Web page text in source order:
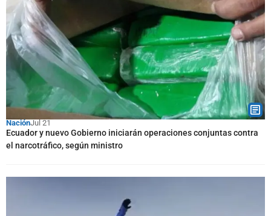
NaciónJul 21
Ecuador y nuevo Gobierno iniciarán operaciones conjuntas contra
el narcotráfico, según ministro